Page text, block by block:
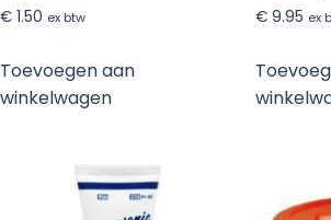
€ 1.50 ex btw
Toevoegen aan
winkelwagen
€9.95 ex